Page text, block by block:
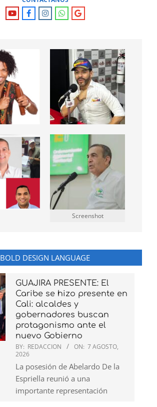
Screenshot
BOLD DESIGN LANGUAGE
GUAJIRA PRESENTE: El
Caribe se hizo presente en
Cali: alcaldes y
gobernadores buscan
protagonismo ante el
nuevo Gobierno
BY: REDACCION ON: 7 AGOSTO,
2026
La posesión de Abelardo De la
Espriella reunió a una
importante representación